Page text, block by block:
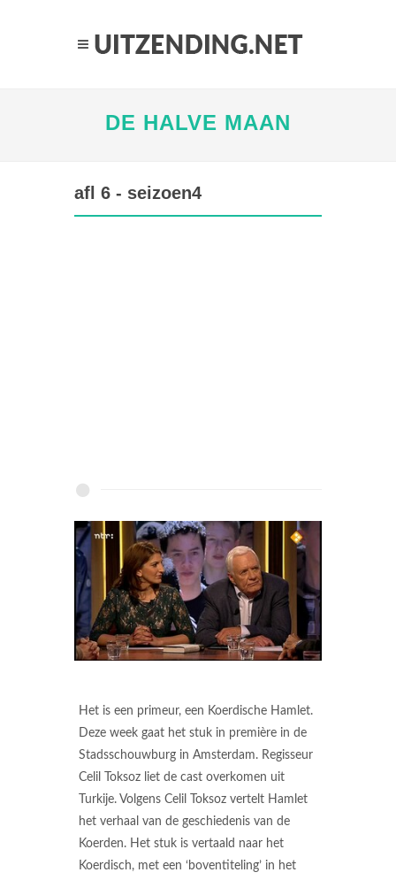
DE HALVE MAAN
afl 6 - seizoen4
Het is een primeur, een Koerdische Hamlet.
Deze week gaat het stuk in première in de
Stadsschouwburg in Amsterdam. Regisseur
Celil Toksoz liet de cast overkomen uit
Turkije. Volgens Celil Toksoz vertelt Hamlet
het verhaal van de geschiedenis van de
Koerden. Het stuk is vertaald naar het
Koerdisch, met een ‘boventiteling’ in het